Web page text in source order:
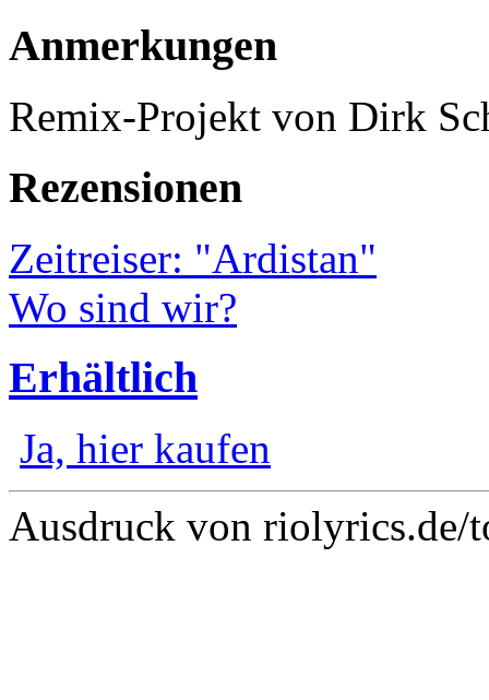
Anmerkungen
Remix-Projekt von Dirk
Rezensionen
Zeitreiser: "Ardistan"
Wo sind wir?
Erhältlich
Ja, hier kaufen
Ausdruck von riolyrics.de/